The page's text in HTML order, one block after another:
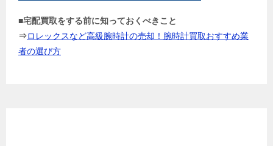
■宅配買取をする前に知っておくべきこと
⇒ロレックスなど高級腕時計の売却！腕時計買取おすすめ業
者の選び方